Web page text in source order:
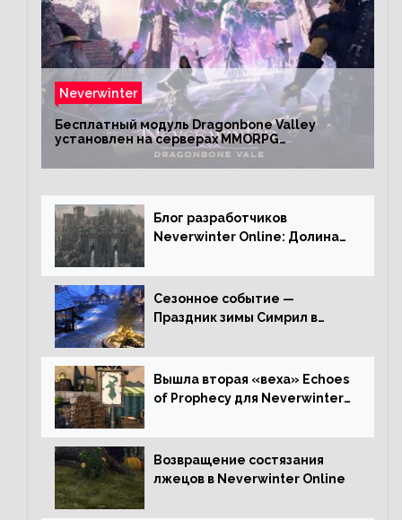
Neverwinter
Бесплатный модуль Dragonbone Valley
установлен на серверах MMORPG
Блог разработчиков
Neverwinter Online: Долина
Сезонное событие —
Праздник зимы Симрил в
Вышла вторая «веха» Echoes
of Prophecy для Neverwinter
Возвращение состязания
лжецов в Neverwinter Online